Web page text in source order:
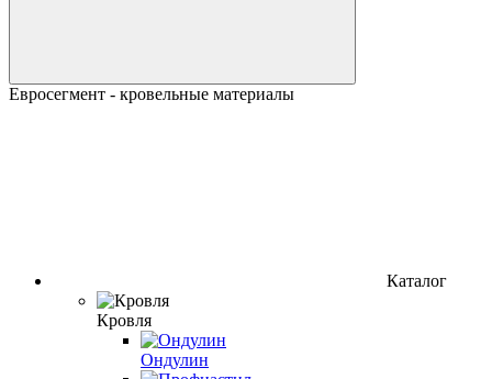
Евросегмент - кровельные материалы
Каталог
Кровля
Ондулин